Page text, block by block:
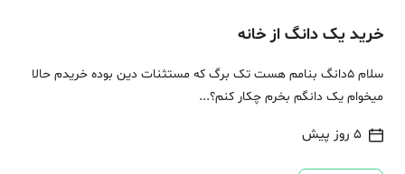
خرید یک دانگ از خانه
سلام 5دانگ بنامم هست تک برگ که مستثنات دین بوده خریدم حالا
میخوام یک دانگم بخرم چکار کنم؟...
5 روز پیش